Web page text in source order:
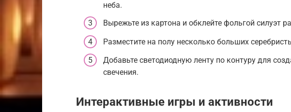
неба.
Вырежьте из картона и обклейте фольгой силуэт
Разместите на полу несколько больших
Добавьте светодиодную ленту по контуру для
свечения.
Интерактивные игры и активности